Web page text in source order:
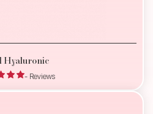
Hyaluronic
- Reviews